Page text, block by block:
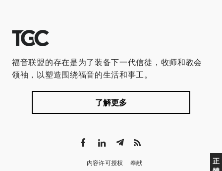
正
福音联盟的存在是为了装备下一代信徒，牧师和教会
领袖，以塑造围绕福音的生活和事工。
了解更多
内容许可授权
奉献